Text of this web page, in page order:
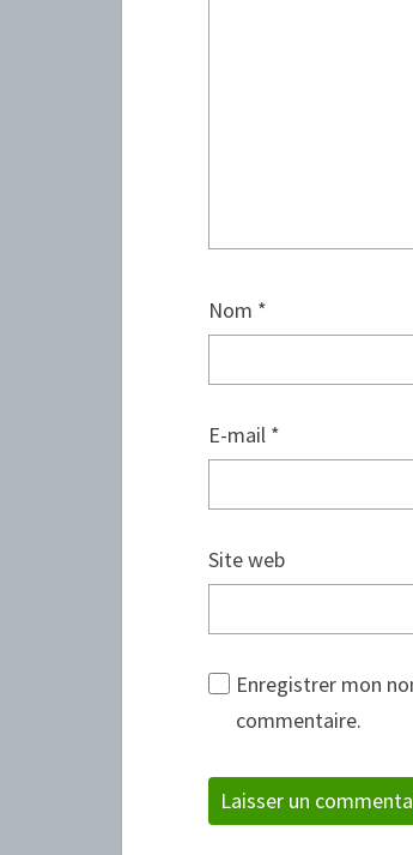
Nom *
E-mail *
Site web
Enregistrer mon
commentaire.